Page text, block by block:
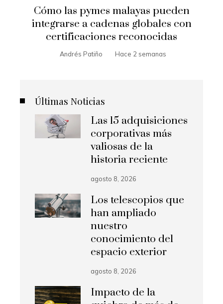
Cómo las pymes malayas pueden
integrarse a cadenas globales con
certificaciones reconocidas
Andrés Patiño Hace 2 semanas
Últimas Noticias
Las 15 adquisiciones
corporativas más
valiosas de la
historia reciente
agosto 8, 2026
Los telescopios que
han ampliado
nuestro
conocimiento del
espacio exterior
agosto 8, 2026
Impacto de la